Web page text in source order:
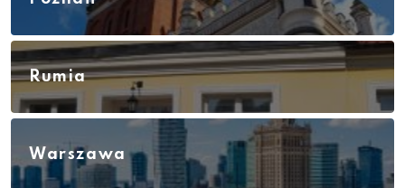
Rumia
Warszawa